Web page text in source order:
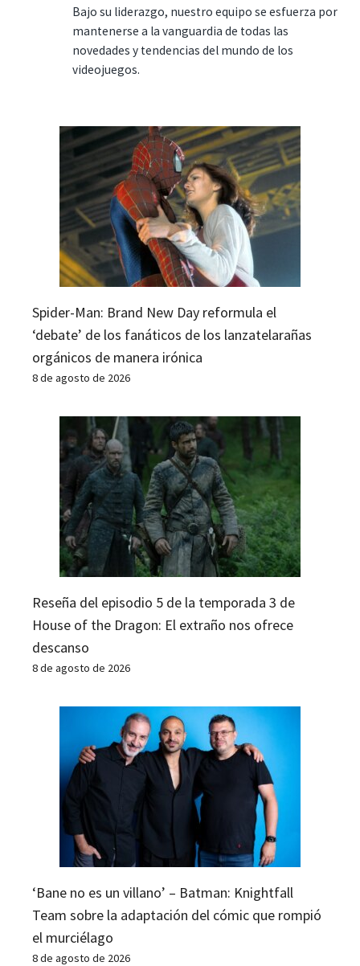
Bajo su liderazgo, nuestro equipo se esfuerza por
mantenerse a la vanguardia de todas las
novedades y tendencias del mundo de los
videojuegos.
Spider-Man: Brand New Day reformula el
‘debate’ de los fanáticos de los lanzatelarañas
orgánicos de manera irónica
8 de agosto de 2026
Reseña del episodio 5 de la temporada 3 de
House of the Dragon: El extraño nos ofrece
descanso
8 de agosto de 2026
‘Bane no es un villano’ – Batman: Knightfall
Team sobre la adaptación del cómic que rompió
el murciélago
8 de agosto de 2026